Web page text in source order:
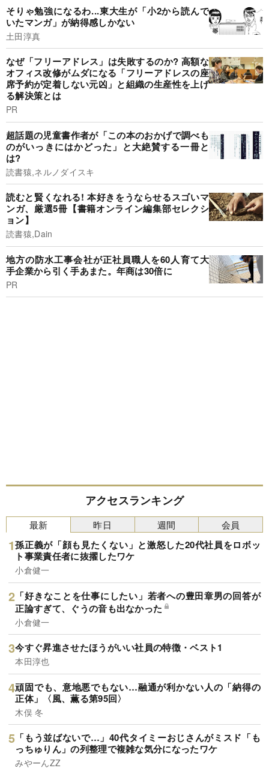
そりゃ勉強になるわ...東大生が「小2から読んで
いたマンガ」が納得感しかない
土田淳真
なぜ「フリーアドレス」は失敗するのか? 高額な
オフィス改修がムダになる「フリーアドレスの座
席予約が定着しない元凶」と組織の生産性を上げ
る解決策とは
PR
超話題の児童書作者が「この本のおかげで調べも
のがいっきにはかどった」と大絶賛する一冊と
は?
読書猿,ネルノダイスキ
読むと賢くなれる! 本好きをうならせるスゴいマ
ンガ、厳選5冊【書籍オンライン編集部セレクシ
ョン】
読書猿,Dain
地方の防水工事会社が正社員職人を60人育て大
手企業から引く手あまた。年商は30倍に
PR
アクセスランキング
最新
孫正義が「顔も見たくない」と激怒した20代社員をロボッ
ト事業責任者に抜擢したワケ
小倉健一
「好きなことを仕事にしたい」若者への豊田章男の回答が
正論すぎて、ぐうの音も出なかった
小倉健一
今すぐ昇進させたほうがいい社員の特徴・ベスト1
本田淳也
頑固でも、意地悪でもない…融通が利かない人の「納得の
正体」〈風、薫る第95回〉
木俣 冬
「もう並ばないで…」40代タイミーおじさんがミスド「も
っちゅりん」の列整理で複雑な気分になったワケ
みやーんZZ
昨日 週間 会員